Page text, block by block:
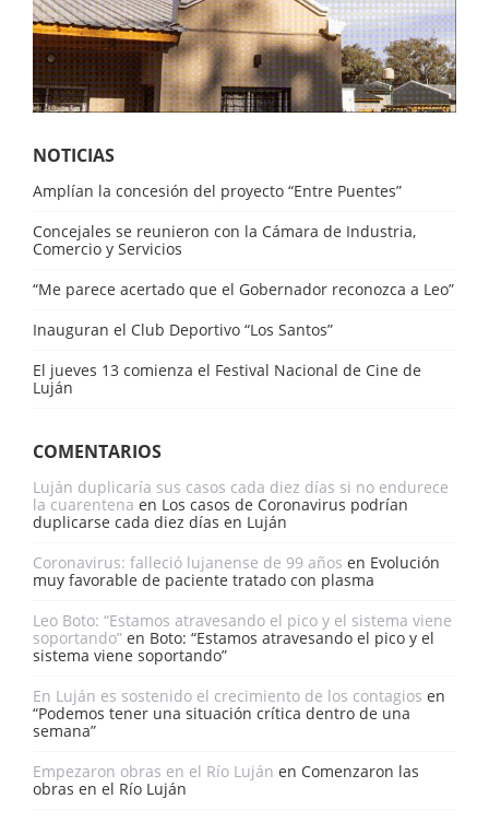
NOTICIAS
Amplían la concesión del proyecto “Entre Puentes”
Concejales se reunieron con la Cámara de Industria,
Comercio y Servicios
“Me parece acertado que el Gobernador reconozca a Leo”
Inauguran el Club Deportivo “Los Santos”
El jueves 13 comienza el Festival Nacional de Cine de
Luján
COMENTARIOS
Luján duplicaría sus casos cada diez días si no endurece
la cuarentena en Los casos de Coronavirus podrían
duplicarse cada diez días en Luján
Coronavirus: falleció lujanense de 99 años en Evolución
muy favorable de paciente tratado con plasma
Leo Boto: “Estamos atravesando el pico y el sistema viene
soportando” en Boto: “Estamos atravesando el pico y el
sistema viene soportando”
En Luján es sostenido el crecimiento de los contagios en
“Podemos tener una situación crítica dentro de una
semana”
Empezaron obras en el Río Luján en Comenzaron las
obras en el Río Luján